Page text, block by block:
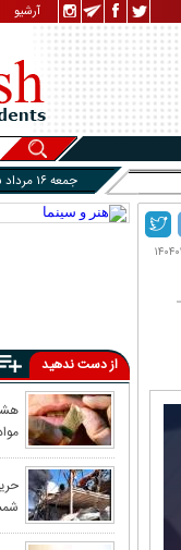
آرشیو
جمعه ۱۶ مرداد ۱۴۰۵
از دست ندهید